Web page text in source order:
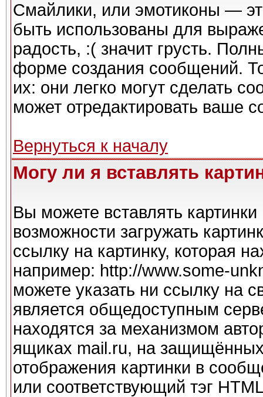
Смайлики, или эмотиконы —
быть использованы для
радость, :( значит грусть.
форме создания сообщений.
их: они легко могут сделать
может отредактировать ваше
Вернуться к началу
Могу ли я вставлять
Вы можете вставлять
возможности загружать
ссылку на картинку, которая
например: http://www.some-
можете указать ни ссылку на
является общедоступным
находятся за механизмом
ящиках mail.ru, на
отображения картинки в
или соответствующий тэг